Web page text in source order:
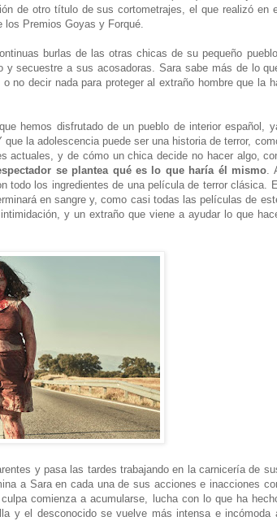
de otro título de sus cortometrajes, el que realizó en
los Premios Goyas y Forqué.
burlas de las otras chicas de su pequeño
y secuestre a sus acosadoras. Sara sabe más de lo
no decir nada para proteger al extraño hombre que la
hemos disfrutado de un pueblo de interior español,
la adolescencia puede ser una historia de terror,
actuales, y de cómo un chica decide no hacer algo,
se plantea qué es lo que haría él mismo.
todo los ingredientes de una película de terror clásica. El
en sangre y, como casi todas las películas de
y un extraño que viene a ayudar lo que
y pasa las tardes trabajando en la carnicería de
a Sara en cada una de sus acciones e inacciones
comienza a acumularse, lucha con lo que ha
y el desconocido se vuelve más intensa e incómoda